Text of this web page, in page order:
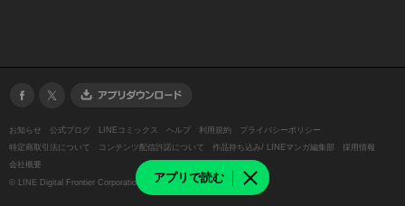
アプリで読む
お知らせ 公式ブログ LINEコミックス ヘルプ 利用規約
プライバシーポリシー
特定商取引法について
コンテンツ配信許諾について 作品持ち込み/ LINEマンガ編集部
採用情報
会社概要
© LINE Digital Frontier Corporation